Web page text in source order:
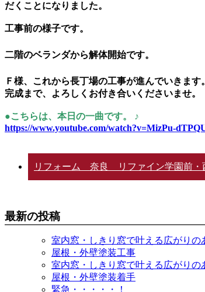
だくことになりました。
工事前の様子です。
二階のベランダから解体開始です。
Ｆ様、これから長丁場の工事が進んでいきます。
完成まで、よろしくお付き合いくださいませ。
●こちらは、本日の一曲です。 ♪
https://www.youtube.com/watch?v=MizPu-
リフォーム 奈良 リファイン学園前・
最新の投稿
室内窓・しきり窓で叶える広がり
屋根・外壁塗装工事
室内窓・しきり窓で叶える広がり
屋根・外壁塗装着手
緊急・・・・・！